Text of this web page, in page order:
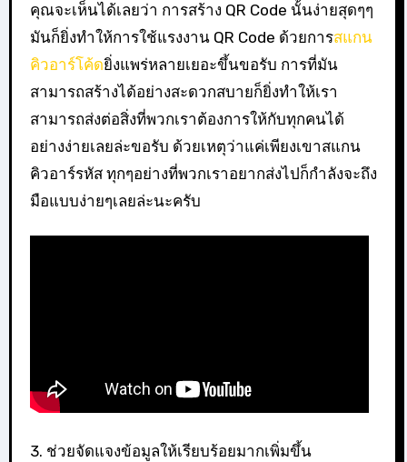
คุณจะเห็นได้เลยว่า การสร้าง QR Code นั้นง่ายสุดๆๆ
มันก็ยิ่งทำให้การใช้แรงงาน QR Code ด้วยการสแกน
คิวอาร์โค้ดยิ่งแพร่หลายเยอะขึ้นขอรับ การที่มัน
สามารถสร้างได้อย่างสะดวกสบายก็ยิ่งทำให้เรา
สามารถส่งต่อสิ่งที่พวกเราต้องการให้กับทุกคนได้
อย่างง่ายเลยล่ะขอรับ ด้วยเหตุว่าแค่เพียงเขาสแกน
คิวอาร์รหัส ทุกๆอย่างที่พวกเราอยากส่งไปก็กำลังจะถึง
มือแบบง่ายๆเลยล่ะนะครับ
3. ช่วยจัดแจงข้อมูลให้เรียบร้อยมากเพิ่มขึ้น